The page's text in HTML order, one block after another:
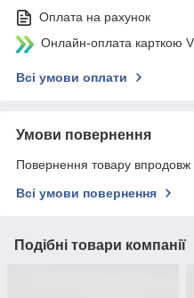
Оплата на рахунок
Онлайн-оплата карткою
Всі умови оплати
Умови повернення
Повернення товару впродовж
Всі умови повернення
Подібні товари компанії